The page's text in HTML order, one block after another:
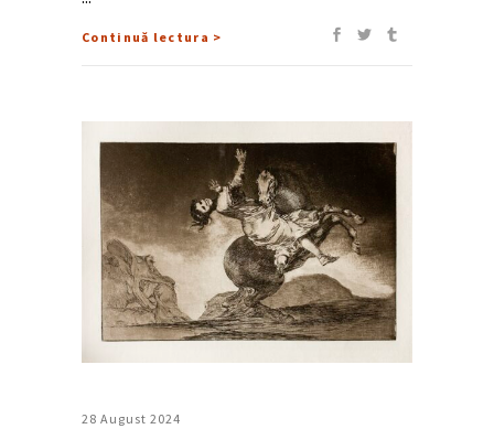
Continuă lectura >
28 August 2024